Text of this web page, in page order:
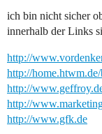
ich bin nicht sicher
innerhalb der Links
http://
http://
http://
http://
http://www.gfk.de